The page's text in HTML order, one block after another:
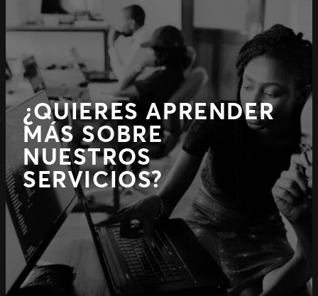
¿QUIERES APRENDER
MÁS SOBRE
NUESTROS
SERVICIOS?